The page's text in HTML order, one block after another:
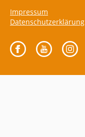
Impressum
Datenschutzerklärung